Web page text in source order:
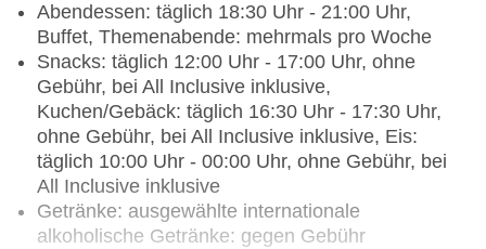
Abendessen: täglich 18:30 Uhr - 21:00 Uhr,
Buffet, Themenabende: mehrmals pro Woche
Snacks: täglich 12:00 Uhr - 17:00 Uhr, ohne
Gebühr, bei All Inclusive inklusive,
Kuchen/Gebäck: täglich 16:30 Uhr - 17:30 Uhr,
ohne Gebühr, bei All Inclusive inklusive, Eis:
täglich 10:00 Uhr - 00:00 Uhr, ohne Gebühr, bei
All Inclusive inklusive
Getränke: ausgewählte internationale
alkoholische Getränke: gegen Gebühr